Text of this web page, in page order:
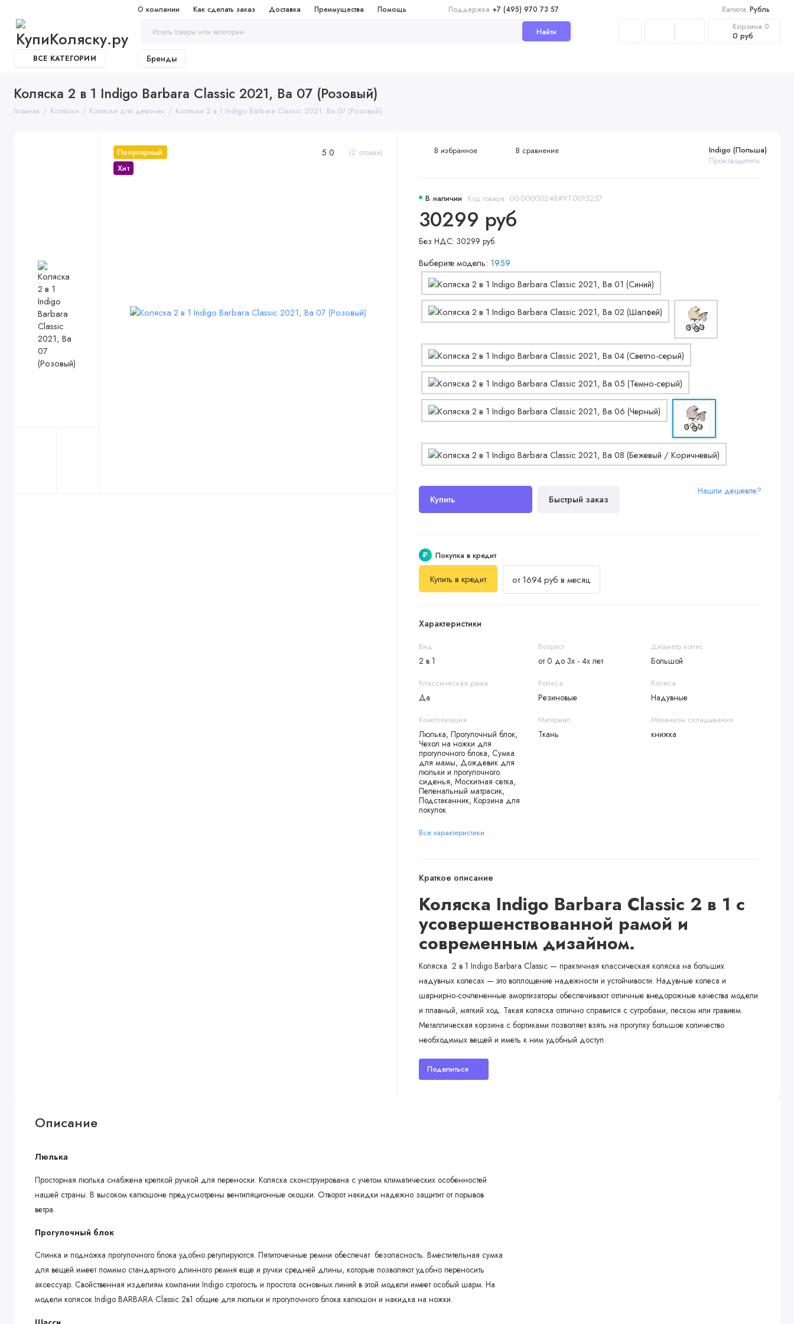
О компании Как сделать заказ Доставка Преимущества Помощь Поддержка +7 (495) 970 73 57 Валюта Рубль
Найти Корзина 0
0 руб
ВСЕ КАТЕГОРИИ Бренды
Коляска 2 в 1 Indigo Barbara Classic 2021, Ba 07 (Розовый)
Главная Коляски Коляски для девочек Коляска 2 в 1 Indigo Barbara Classic 2021, Ba 07 (Розовый)
Популярный
Хит
5.0 (2 отзыва)
В наличии Код товара: 00-00000248#УТ0013257
Indigo (Польша)
Производитель
30299 руб
Без НДС: 30299 руб
Выберите модель: 1959
Купить Быстрый заказ
Нашли дешевле?
В избранное В сравнение
₽ Покупка в кредит
Купить в кредит от 1694 руб в месяц
Характеристики
Вид
2 в 1
Возраст
от 0 до 3х - 4х лет
Диаметр колес
Большой
Классическая рама
Да
Колеса
Резиновые
Колеса
Надувные
Комплектация
Люлька, Прогулочный блок,
Чехол на ножки для
прогулочного блока, Сумка
для мамы, Дождевик для
люльки и прогулочного
сиденья, Москитная сетка,
Пеленальный матрасик,
Подстаканник, Корзина для
покупок
Материал
Ткань
Механизм складывания
книжка
Все характеристики
Краткое описание
Коляска Indigo Barbara Classic 2 в 1 с
усовершенствованной рамой и
современным дизайном.
Коляска 2 в 1 Indigo Barbara Classic — практичная классическая коляска на больших
надувных колесах — это воплощение надежности и устойчивости. Надувные колеса и
шарнирно-сочлененные амортизаторы обеспечивают отличные внедорожные качества модели
и плавный, мягкий ход. Такая коляска отлично справится с сугробами, песком или гравием.
Металлическая корзина с бортиками позволяет взять на прогулку большое количество
необходимых вещей и иметь к ним удобный доступ.
Поделиться
Описание
Люлька
Просторная люлька снабжена крепкой ручкой для переноски. Коляска сконструирована с учетом климатических особенностей
нашей страны. В высоком капюшоне предусмотрены вентиляционные окошки. Отворот накидки надежно защитит от порывов
ветра.
Прогулочный блок
Спинка и подножка прогулочного блока удобно регулируются. Пятиточечные ремни обеспечат безопасность. Вместительная сумка
для вещей имеет помимо стандартного длинного ремня еще и ручки средней длины, которые позволяют удобно переносить
аксессуар. Свойственная изделиям компании Indigo строгость и простота основных линий в этой модели имеет особый шарм. На
модели колясок Indigo BARBARA Classic 2в1 общие для люльки и прогулочного блока капюшон и накидка на ножки.